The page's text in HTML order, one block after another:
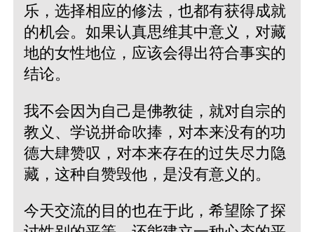
乐，选择相应的修法，也都有获得成就
的机会。如果认真思维其中意义，对藏
地的女性地位，应该会得出符合事实的
结论。
我不会因为自己是佛教徒，就对自宗的
教义、学说拼命吹捧，对本来没有的功
德大肆赞叹，对本来存在的过失尽力隐
藏，这种自赞毁他，是没有意义的。
今天交流的目的也在于此，希望除了探